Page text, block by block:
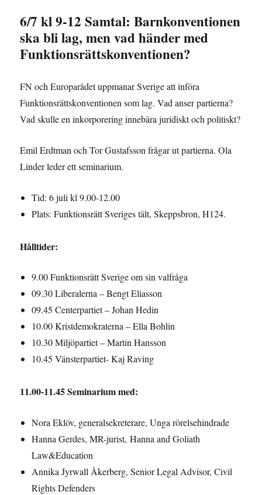
6/7 kl 9-12 Samtal: Barnkonventionen
ska bli lag, men vad händer med
Funktionsrättskonventionen?
FN och Europarådet uppmanar Sverige att införa
Funktionsrättskonventionen som lag. Vad anser partierna?
Vad skulle en inkorporering innebära juridiskt och politiskt?
Emil Erdtman och Tor Gustafsson frågar ut partierna. Ola
Linder leder ett seminarium.
Tid: 6 juli kl 9.00-12.00
Plats: Funktionsrätt Sveriges tält, Skeppsbron, H124.
Hålltider:
9.00 Funktionsrätt Sverige om sin valfråga
09.30 Liberalerna – Bengt Eliasson
09.45 Centerpartiet – Johan Hedin
10.00 Kristdemokraterna – Ella Bohlin
10.30 Miljöpartiet – Martin Hansson
10.45 Vänsterpartiet- Kaj Raving
11.00-11.45 Seminarium med:
Nora Eklöv, generalsekreterare, Unga rörelsehindrade
Hanna Gerdes, MR-jurist, Hanna and Goliath
Law&Education
Annika Jyrwall Åkerberg, Senior Legal Advisor, Civil
Rights Defenders